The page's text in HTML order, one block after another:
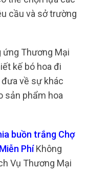
cầu và sở trường
Thương Mại
kế bó hoa đi
về sự khác
sản phẩm hoa
buồn trắng Chợ
PhíKhông
Vụ Thương Mại